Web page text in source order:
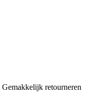
Gemakkelijk retourneren